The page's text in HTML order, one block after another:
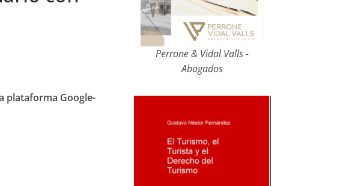
plataforma Google-
Perrone & Vidal Valls -
Abogados